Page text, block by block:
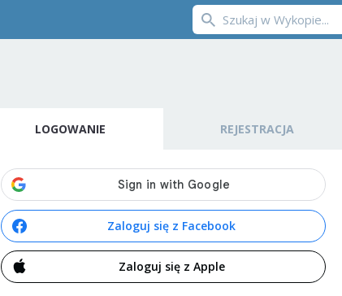
LOGOWANIE REJESTRACJA
Zaloguj się z Facebook
Zaloguj się z Apple